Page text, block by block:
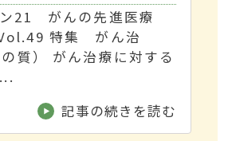
ン21 がんの先進医療
特集 がん治
質） がん治療に対する
記事の続きを読む